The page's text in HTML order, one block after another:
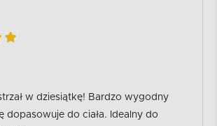
w dziesiątkę! Bardzo wygodny
dopasowuje do ciała. Idealny do